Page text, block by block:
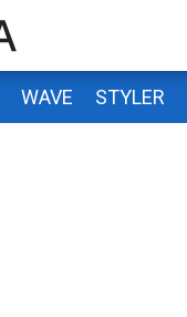
WAVE STYLER